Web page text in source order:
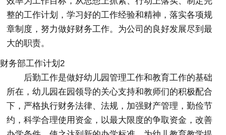
整的工作计划，学习好的工作经验和精神，落实各项规
章制度，努力做好财务工作。为公司的良好发展尽到最
大的职责。
财务部工作计划2
后勤工作是做好幼儿园管理工作和教育工作的基础
所在，幼儿园在园领导的关心支持和教师们的积极配合
下，严格执行财务法律、法规，加强财产管理，勤俭节
约，科学合理使用资金，以最大限度的争取资金，改善